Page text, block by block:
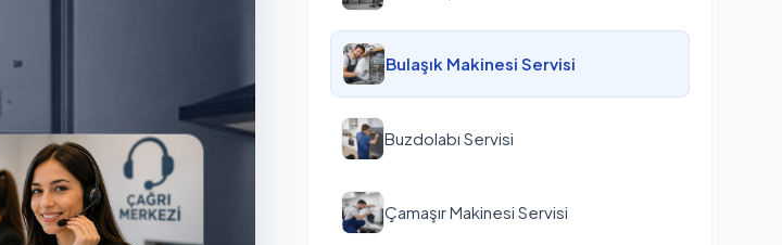
Bulaşık Makinesi Servisi
Buzdolabı Servisi
Çamaşır Makinesi Servisi